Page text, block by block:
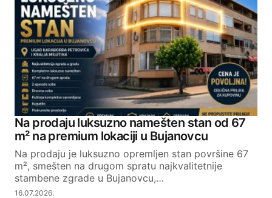
Na prodaju luksuzno namešten stan od 67
m² na premium lokaciji u Bujanovcu
Na prodaju je luksuzno opremljen stan površine 67
m², smešten na drugom spratu najkvalitetnije
stambene zgrade u Bujanovcu,…
16.07.2026.